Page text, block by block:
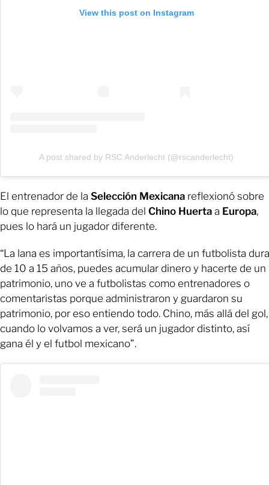
View this post on Instagram
A post shared by RSC Anderlecht (@rscanderlecht)
El entrenador de la Selección Mexicana reflexionó sobre
lo que representa la llegada del Chino Huerta a Europa,
pues lo hará un jugador diferente.
“La lana es importantísima, la carrera de un futbolista dura
de 10 a 15 años, puedes acumular dinero y hacerte de un
patrimonio, uno ve a futbolistas como entrenadores o
comentaristas porque administraron y guardaron su
patrimonio, por eso entiendo todo. Chino, más allá del gol,
cuando lo volvamos a ver, será un jugador distinto, así
gana él y el futbol mexicano”.